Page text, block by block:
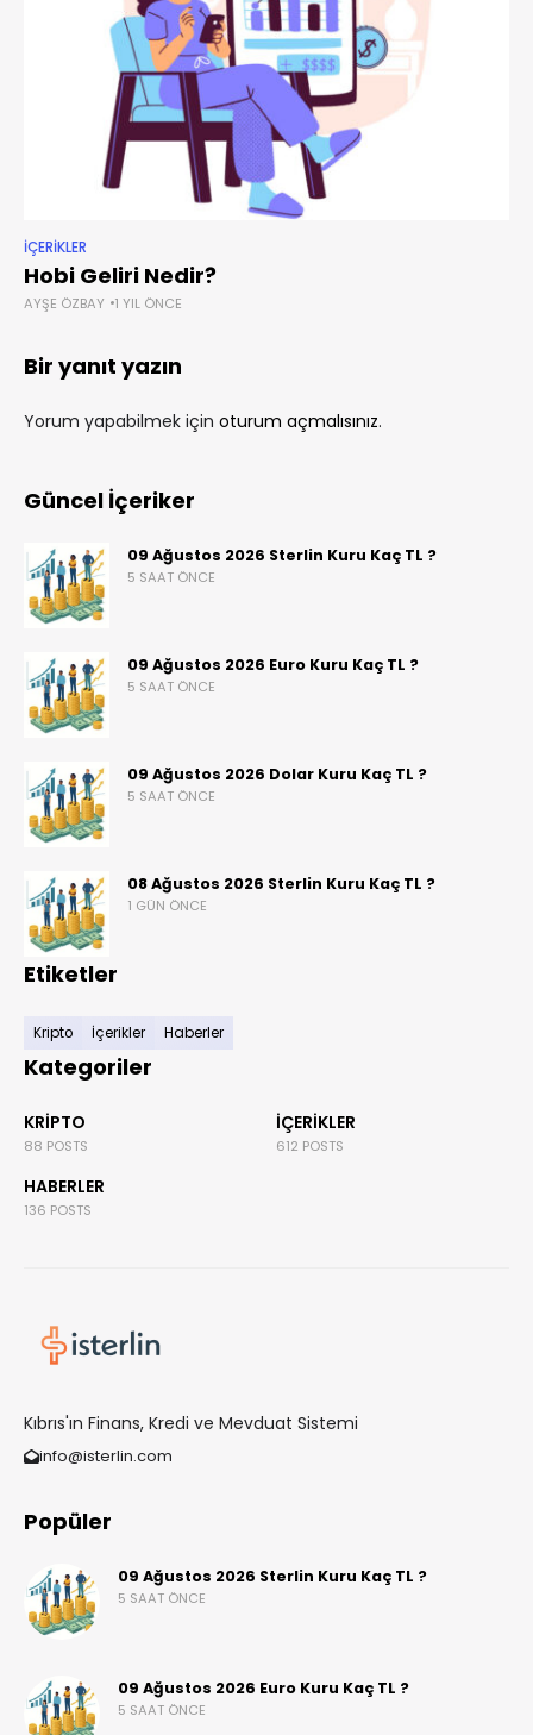
İÇERIKLER
Hobi Geliri Nedir?
AYŞE ÖZBAY 1 YIL ÖNCE
Bir yanıt yazın
Yorum yapabilmek için oturum açmalısınız.
Güncel İçeriker
09 Ağustos 2026 Sterlin Kuru Kaç TL ?
5 SAAT ÖNCE
09 Ağustos 2026 Euro Kuru Kaç TL ?
5 SAAT ÖNCE
09 Ağustos 2026 Dolar Kuru Kaç TL ?
5 SAAT ÖNCE
08 Ağustos 2026 Sterlin Kuru Kaç TL ?
1 GÜN ÖNCE
Etiketler
Kripto İçerikler Haberler
Kategoriler
KRIPTO
88 POSTS
İÇERIKLER
612 POSTS
HABERLER
136 POSTS
Kıbrıs'ın Finans, Kredi ve Mevduat Sistemi
info@isterlin.com
Popüler
09 Ağustos 2026 Sterlin Kuru Kaç TL ?
5 SAAT ÖNCE
09 Ağustos 2026 Euro Kuru Kaç TL ?
5 SAAT ÖNCE